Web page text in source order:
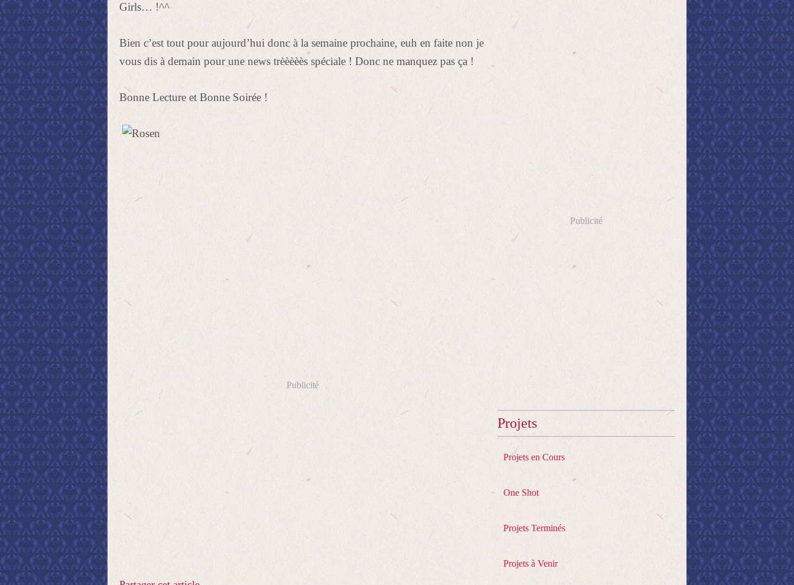
Girls… !^^
Bien c’est tout pour aujourd’hui donc à la semaine prochaine, euh en faite non je
vous dis à demain pour une news trèèèèès spéciale ! Donc ne manquez pas ça !
Bonne Lecture et Bonne Soirée !
Publicité
Publicité
Projets
Projets en Cours
One Shot
Projets Terminés
Projets à Venir